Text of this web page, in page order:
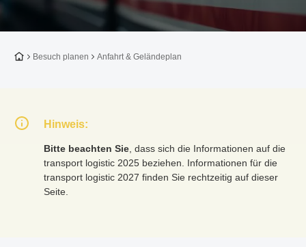
Zur Startseite
Besuch planen Anfahrt & Geländeplan
Hinweis:
Bitte beachten Sie , dass sich die Informationen auf die
transport logistic 2025 beziehen. Informationen für die
transport logistic 2027 finden Sie rechtzeitig auf dieser
Seite.